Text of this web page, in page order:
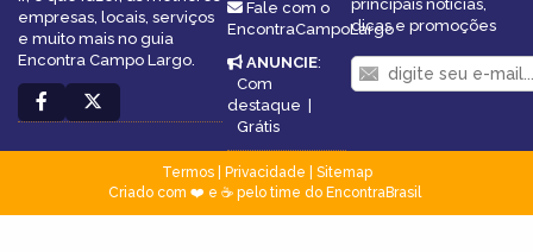
empresas, locais, serviços
e muito mais no guia
Encontra Campo Largo.
Fale com o
EncontraCampoLargo
ANUNCIE:
Com
destaque
Grátis
principais notícias,
dicas e promoções
Termos| Privacidade
Sitemap
Criado com ❤️ e ☕ pelo time do EncontraBrasil